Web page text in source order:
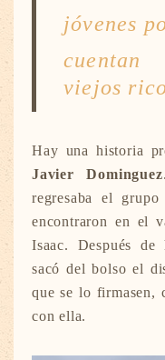
jóvenes
viejos
Hay una historia
Javier Dominguez
regresaba el
encontraron en el
Isaac. Después
sacó del bolso el
que se lo firmasen,
con ella.